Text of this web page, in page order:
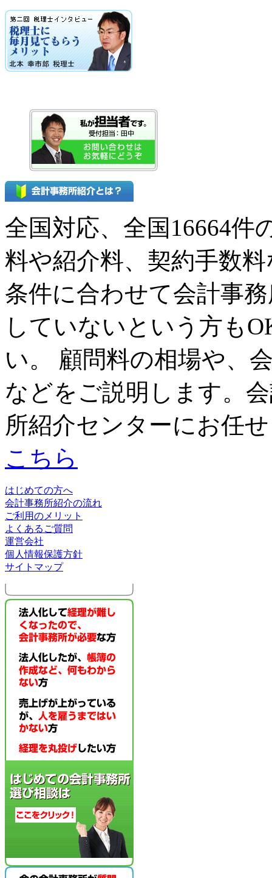
全国対応、全国16664件
料や紹介料、契約手数
条件に合わせて会計事
していないという方も
い。 顧問料の相場や、
などをご説明します。
所紹介センターにお任
こちら
はじめての方へ
会計事務所紹介の流れ
ご利用のメリット
よくあるご質問
運営会社
個人情報保護方針
サイトマップ